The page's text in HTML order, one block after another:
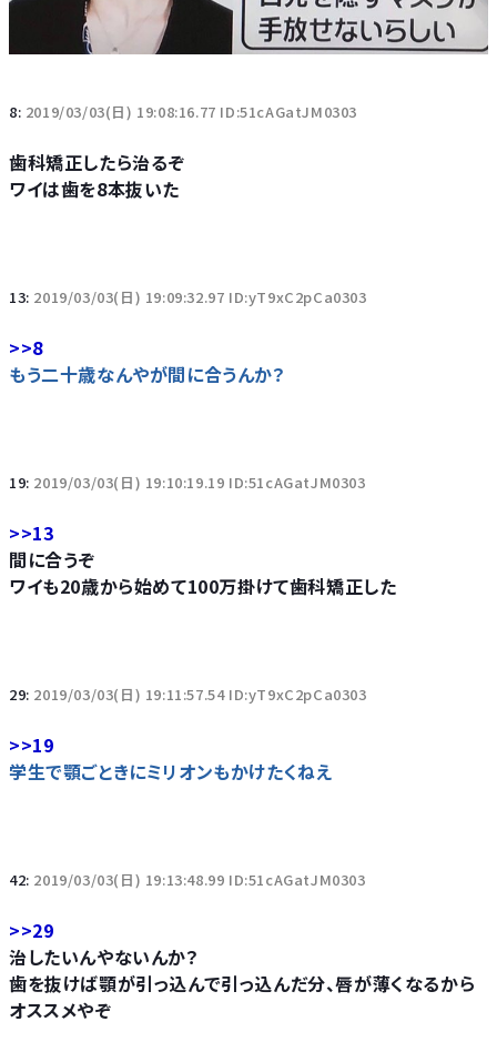
8: 2019/03/03(日) 19:08:16.77 ID:51cAGatJM0303
歯科矯正したら治るぞ
ワイは歯を8本抜いた
13: 2019/03/03(日) 19:09:32.97 ID:yT9xC2pCa0303
>>8
もう二十歳なんやが間に合うんか？
19: 2019/03/03(日) 19:10:19.19 ID:51cAGatJM0303
>>13
間に合うぞ
ワイも20歳から始めて100万掛けて歯科矯正した
29: 2019/03/03(日) 19:11:57.54 ID:yT9xC2pCa0303
>>19
学生で顎ごときにミリオンもかけたくねえ
42: 2019/03/03(日) 19:13:48.99 ID:51cAGatJM0303
>>29
治したいんやないんか？
歯を抜けば顎が引っ込んで引っ込んだ分、唇が薄くなるから
オススメやぞ